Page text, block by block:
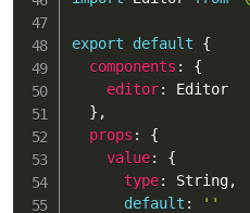
export default
{
components :
{
editor:
Editor
} ,
props :
{
value:
{
type: String,
default :
''